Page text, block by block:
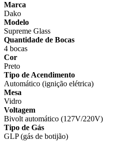
Marca
Dako
Modelo
Supreme Glass
Quantidade de Bocas
4 bocas
Cor
Preto
Tipo de Acendimento
Automático (ignição elétrica)
Mesa
Vidro
Voltagem
Bivolt automático (127V/220V)
Tipo de Gás
GLP (gás de botijão)